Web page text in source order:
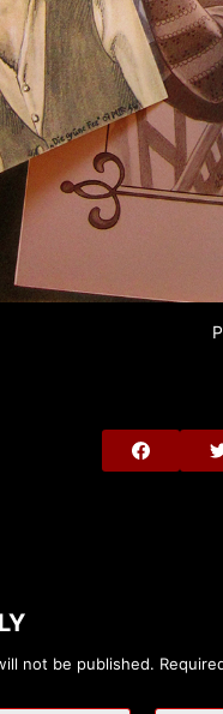
not be published.